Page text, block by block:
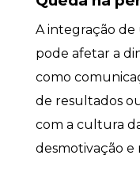
A integração
pode afetar a
como
de resultados
com a cultura
desmotivação